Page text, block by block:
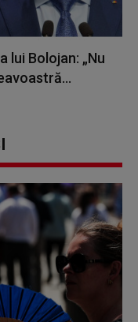
lui Bolojan: „Nu